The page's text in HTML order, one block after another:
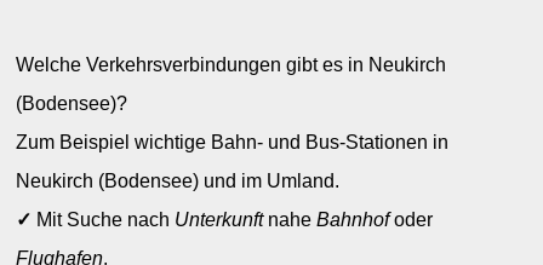
Welche Verkehrsverbindungen gibt es in Neukirch
(Bodensee)?
Zum Beispiel wichtige Bahn- und Bus-Stationen in
Neukirch (Bodensee) und im Umland.
✓ Mit Suche nach UnterkunftnaheBahnhofoder
Flughafen.